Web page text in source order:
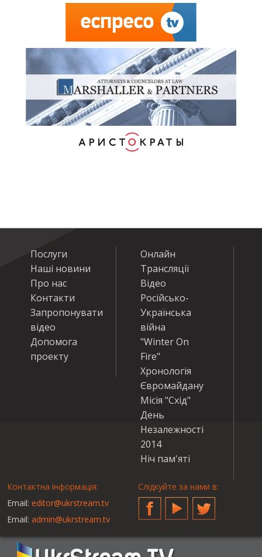
Послуги
Наші новини
Про нас
Контакти
Запропонувати
відео
Допомога
проекту
Онлайн
Трансляції
Відео
Російсько-
Українська
війна
"Winter On
Fire"
Хронологія
Євромайдану
Місія "Схід"
День
Незалежності
2014
Ніч пам'яті
Контактна інформація:
Email: editor@ukrstream.tv
Email: admin@ukrstream.tv
Слідкуйте за нами в:
FacebookYouTubeTwitter